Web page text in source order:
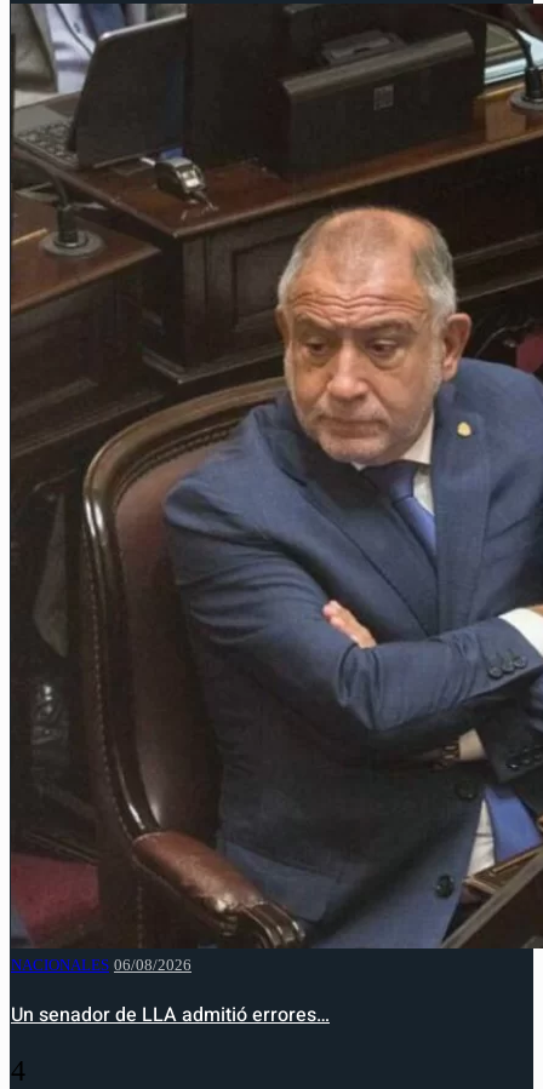
NACIONALES 06/08/2026
Un senador de LLA admitió errores…
4